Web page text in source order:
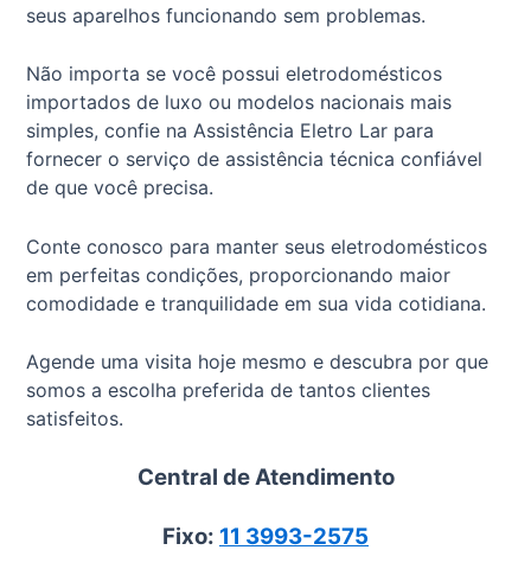
seus aparelhos funcionando sem problemas.
Não importa se você possui eletrodomésticos
importados de luxo ou modelos nacionais mais
simples, confie na Assistência Eletro Lar para
fornecer o serviço de assistência técnica confiável
de que você precisa.
Conte conosco para manter seus eletrodomésticos
em perfeitas condições, proporcionando maior
comodidade e tranquilidade em sua vida cotidiana.
Agende uma visita hoje mesmo e descubra por que
somos a escolha preferida de tantos clientes
satisfeitos.
Central de Atendimento
Fixo: 11 3993-2575